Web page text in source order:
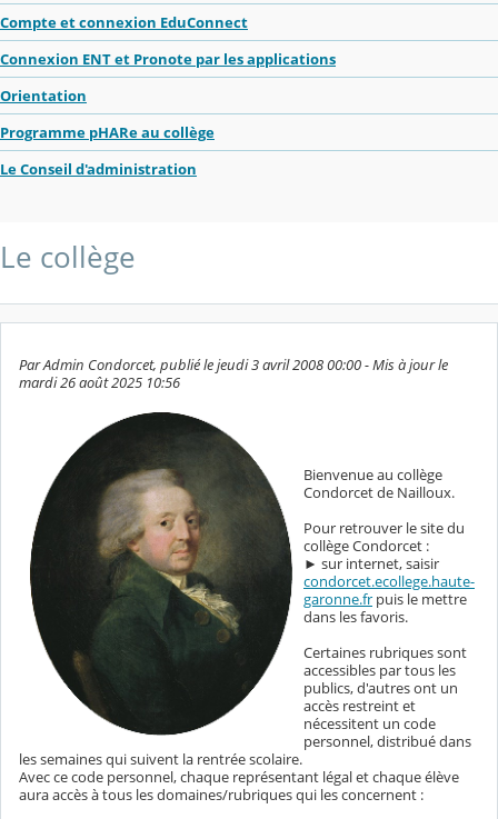
Compte et connexion EduConnect
Connexion ENT et Pronote par les applications
Orientation
Programme pHARe au collège
Le Conseil d'administration
Le collège
Par Admin Condorcet, publié le jeudi 3 avril 2008 00:00 - Mis à jour le
mardi 26 août 2025 10:56
Bienvenue au collège
Condorcet de Nailloux.
Pour retrouver le site du
collège Condorcet :
► sur internet, saisir
condorcet.ecollege.haute-
garonne.fr puis le mettre
dans les favoris.
Certaines rubriques sont
accessibles par tous les
publics, d'autres ont un
accès restreint et
nécessitent un code
personnel, distribué dans
les semaines qui suivent la rentrée scolaire.
Avec ce code personnel, chaque représentant légal et chaque élève
aura accès à tous les domaines/rubriques qui les concernent :